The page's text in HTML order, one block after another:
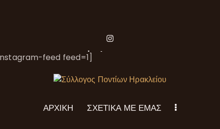
instagram
feed feed=1]
ΑΡΧΙΚΗ ΣΧΕΤΙΚΑ ΜΕ ΕΜΑΣ